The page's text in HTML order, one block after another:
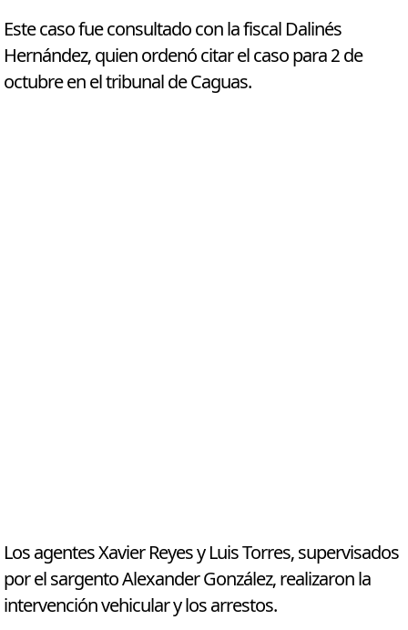
Este caso fue consultado con la fiscal Dalinés
Hernández, quien ordenó citar el caso para 2 de
octubre en el tribunal de Caguas.
Los agentes Xavier Reyes y Luis Torres, supervisados
por el sargento Alexander González, realizaron la
intervención vehicular y los arrestos.